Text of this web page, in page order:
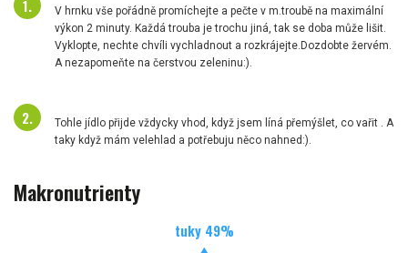
V hrnku vše pořádně promíchejte a pečte v m.troubě na maximální
výkon 2 minuty. Každá trouba je trochu jiná, tak se doba může lišit.
Vyklopte, nechte chvíli vychladnout a rozkrájejte.Dozdobte žervém.
A nezapomeňte na čerstvou zeleninu:).
Tohle jídlo přijde vždycky vhod, když jsem líná přemýšlet, co vařit . A
taky když mám velehlad a potřebuju něco nahned:).
Makronutrienty
tuky 49%